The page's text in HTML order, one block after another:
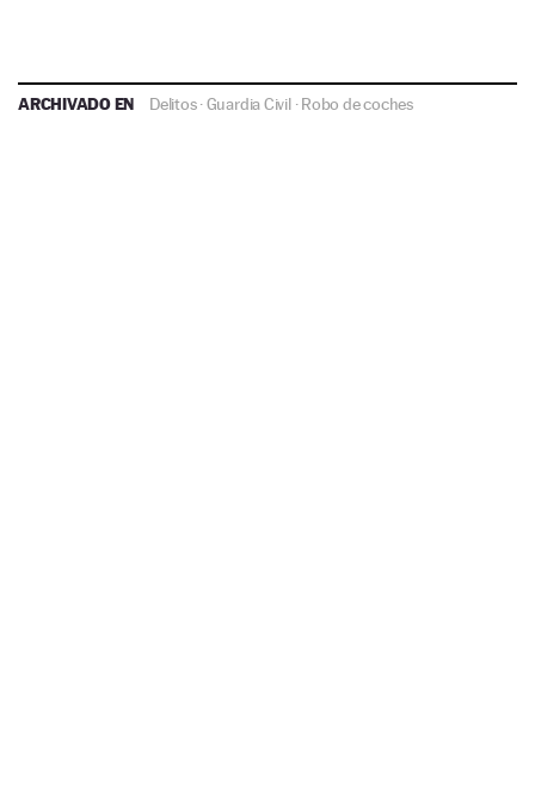
ARCHIVADO EN Delitos·Guardia Civil·Robo de coches